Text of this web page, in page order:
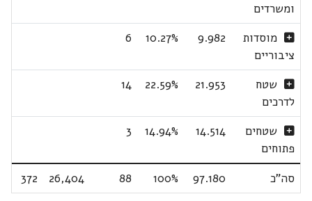
ומשרדים
מוסדות
ציבוריים
9.982
10.27%
6
שטח
לדרכים
21.953
22.59%
14
שטחים
פתוחים
14.514
14.94%
3
סה"כ 97.180
100%
88
26,404
372